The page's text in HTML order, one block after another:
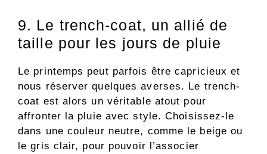
9. Le trench-coat, un allié de
taille pour les jours de pluie
Le printemps peut parfois être capricieux et
nous réserver quelques averses. Le trench-
coat est alors un véritable atout pour
affronter la pluie avec style. Choisissez-le
dans une couleur neutre, comme le beige ou
le gris clair, pour pouvoir l’associer